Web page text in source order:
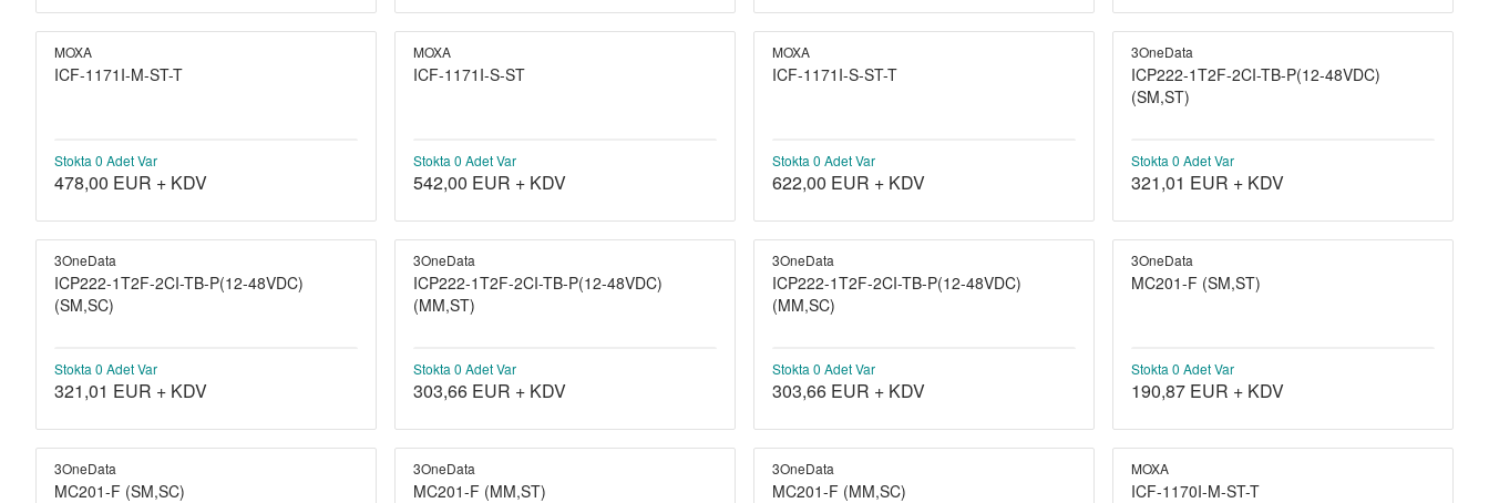
MOXA
ICF-1171I-M-ST-T
Stokta 0 Adet Var
478,00 EUR + KDV
MOXA
ICF-1171I-S-ST
Stokta 0 Adet Var
542,00 EUR + KDV
MOXA
ICF-1171I-S-ST-T
Stokta 0 Adet Var
622,00 EUR + KDV
3OneData
ICP222-1T2F-2CI-TB-P(12-48VDC)
(SM,ST)
Stokta 0 Adet Var
321,01 EUR + KDV
3OneData
ICP222-1T2F-2CI-TB-P(12-48VDC)
(SM,SC)
Stokta 0 Adet Var
321,01 EUR + KDV
3OneData
ICP222-1T2F-2CI-TB-P(12-48VDC)
(MM,ST)
Stokta 0 Adet Var
303,66 EUR + KDV
3OneData
ICP222-1T2F-2CI-TB-P(12-48VDC)
(MM,SC)
Stokta 0 Adet Var
303,66 EUR + KDV
3OneData
MC201-F (SM,ST)
Stokta 0 Adet Var
190,87 EUR + KDV
3OneData
MC201-F (SM,SC)
3OneData
MC201-F (MM,ST)
3OneData
MC201-F (MM,SC)
MOXA
ICF-1170I-M-ST-T